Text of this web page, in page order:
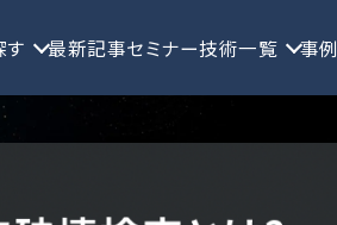
す 最新記事セミナー技術一覧 事例